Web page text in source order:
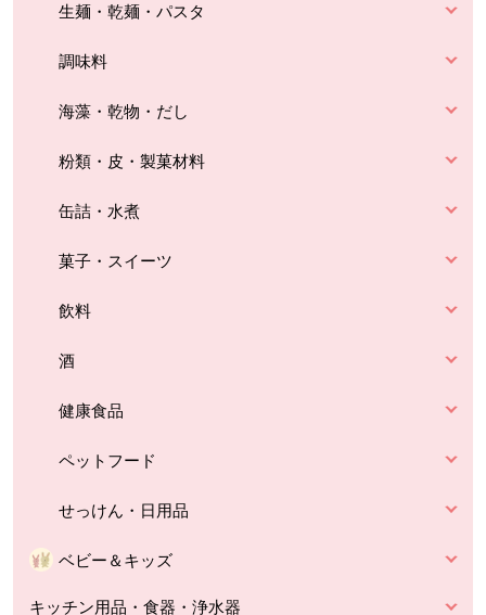
生麺・乾麺・パスタ
調味料
海藻・乾物・だし
粉類・皮・製菓材料
缶詰・水煮
菓子・スイーツ
飲料
酒
健康食品
ペットフード
せっけん・日用品
ベビー＆キッズ
キッチン用品・食器・浄水器